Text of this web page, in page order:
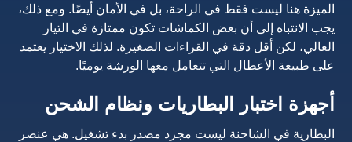
الميزة هنا ليست فقط في الراحة، بل في الأمان أيضًا. ومع ذلك،
يجب الانتباه إلى أن بعض الكماشات تكون ممتازة في التيار
العالي، لكن أقل دقة في القراءات الصغيرة. لذلك الاختيار يعتمد
على طبيعة الأعطال التي تتعامل معها الورشة يوميًا.
أجهزة اختبار البطاريات ونظام الشحن
البطارية في الشاحنة ليست مجرد مصدر بدء تشغيل. هي عنصر